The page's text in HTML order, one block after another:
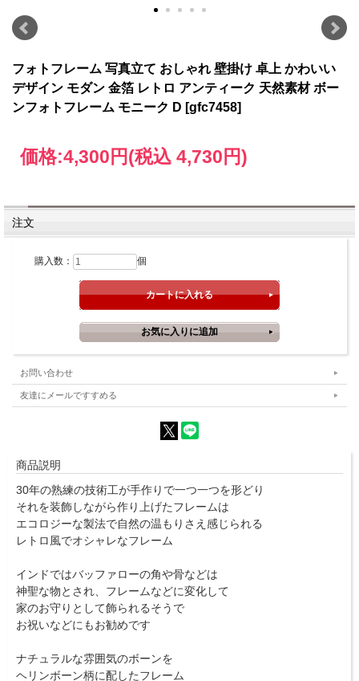
フォトフレーム 写真立て おしゃれ 壁掛け 卓上 かわいい
デザイン モダン 金箔 レトロ アンティーク 天然素材 ボー
ンフォトフレーム モニーク D [gfc7458]
価格:4,300円(税込 4,730円)
注文
購入数： 個
お問い合わせ
友達にメールですすめる
商品説明
30年の熟練の技術工が手作りで一つ一つを形どり
それを装飾しながら作り上げたフレームは
エコロジーな製法で自然の温もりさえ感じられる
レトロ風でオシャレなフレーム
インドではバッファローの角や骨などは
神聖な物とされ、フレームなどに変化して
家のお守りとして飾られるそうで
お祝いなどにもお勧めです
ナチュラルな雰囲気のボーンを
ヘリンボーン柄に配したフレーム